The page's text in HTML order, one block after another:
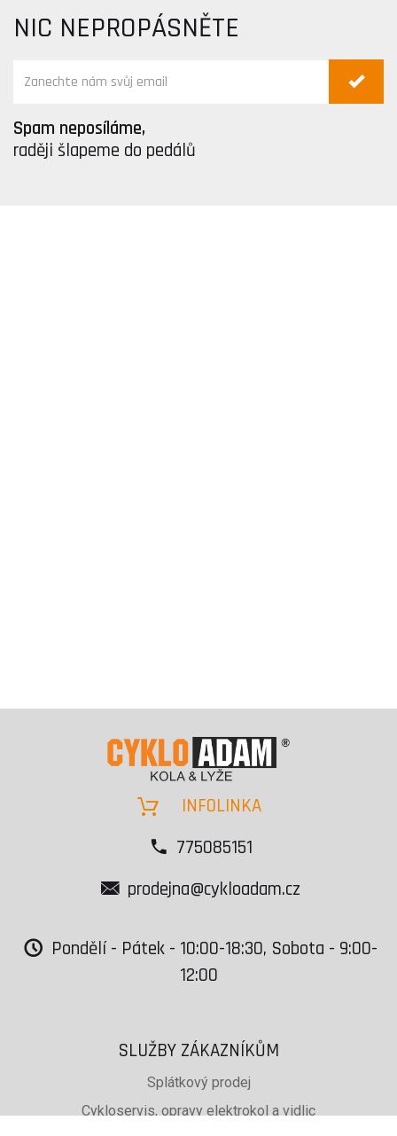
NIC NEPROPÁSNĚTE
Spam neposíláme,
raději šlapeme do pedálů
INFOLINKA
775085151
prodejna@cykloadam.cz
Pondělí - Pátek - 10:00-18:30, Sobota - 9:00-
12:00
SLUŽBY ZÁKAZNÍKŮM
Splátkový prodej
Cykloservis, opravy elektrokol a vidlic